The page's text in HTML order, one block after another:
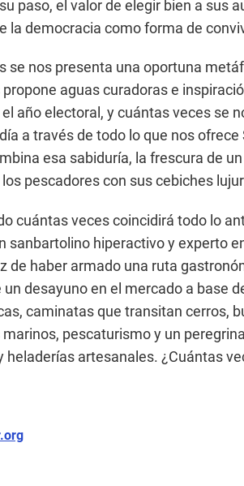
paso, el valor de elegir bien a sus
la democracia como forma de
se nos presenta una oportuna
aguas curadoras e
año electoral, y cuántas veces se
a través de todo lo que nos
esa sabiduría, la frescura de
pescadores con sus cebiches
cuántas veces coincidirá todo lo
sanbartolino hiperactivo y experto
de haber armado una ruta
desayuno en el mercado a base
caminatas que transitan cerros,
pescaturismo y un
heladerías artesanales. ¿Cuántas